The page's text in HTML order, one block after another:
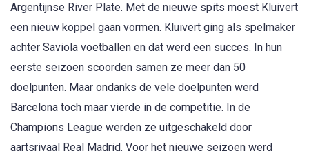
Argentijnse River Plate. Met de nieuwe spits moest Kluivert
een nieuw koppel gaan vormen. Kluivert ging als spelmaker
achter Saviola voetballen en dat werd een succes. In hun
eerste seizoen scoorden samen ze meer dan 50
doelpunten. Maar ondanks de vele doelpunten werd
Barcelona toch maar vierde in de competitie. In de
Champions League werden ze uitgeschakeld door
aartsrivaal Real Madrid. Voor het nieuwe seizoen werd